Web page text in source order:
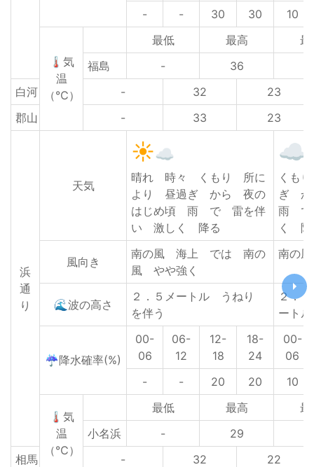
-
- 30 30 10
🌡気
温
（℃）
最低 最高
最
福島
- 36
白河
- 32
23
郡山
- 33 23
浜
通
り
天気
晴れ 時々 くもり 所に
より 昼過ぎ から 夜の
はじめ頃 雨 で 雷を伴
い 激しく 降る
くも
ぎ
雨 で
く 降
風向き
南の風 海上 では 南の
風 やや強く
南の風
🌊波の高さ
２．５メートル うねり
を伴う
２．
ート
☔降水確率(%)
00-
06
06-
12
12-
18
18-
24
00-
06
-
- 20 20 10
🌡気
温
（℃）
最低 最高
最
小名浜
- 29
相馬
- 32 22